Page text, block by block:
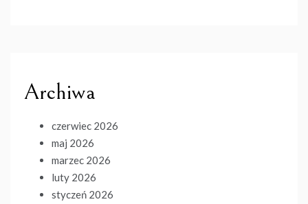
Archiwa
czerwiec 2026
maj 2026
marzec 2026
luty 2026
styczeń 2026